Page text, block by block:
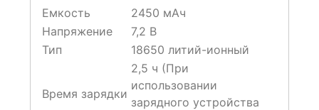
Емкость
2450 мАч
Напряжение
7,2 В
Тип
18650 литий-ионный
Время зарядки
2,5 ч (При
использовании
зарядного устройства